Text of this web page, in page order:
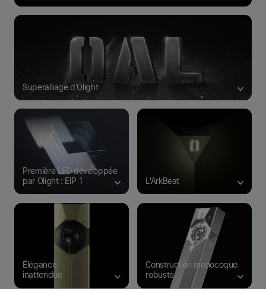
Première LED développée
par Olight : EIP 1
Superalliage d'Olight
L'ArkBeat
Construction monocoque
robuste
Élégance
inattendue